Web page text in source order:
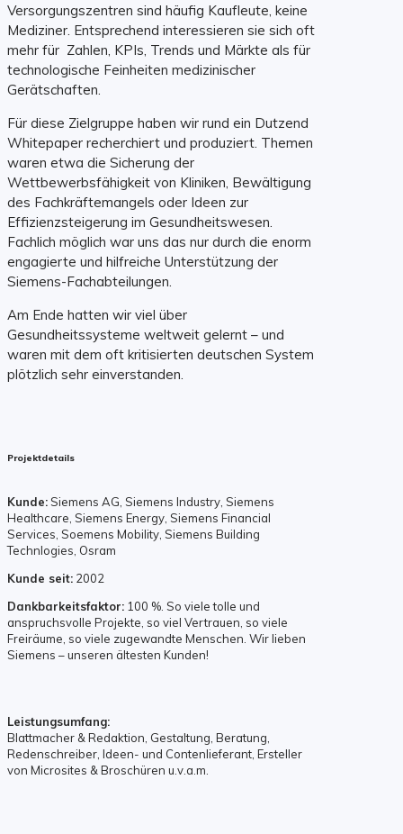
Versorgungszentren sind häufig Kaufleute, keine
Mediziner. Entsprechend interessieren sie sich oft
mehr für Zahlen, KPIs, Trends und Märkte als für
technologische Feinheiten medizinischer
Gerätschaften.
Für diese Zielgruppe haben wir rund ein Dutzend
Whitepaper recherchiert und produziert. Themen
waren etwa die Sicherung der
Wettbewerbsfähigkeit von Kliniken, Bewältigung
des Fachkräftemangels oder Ideen zur
Effizienzsteigerung im Gesundheitswesen.
Fachlich möglich war uns das nur durch die enorm
engagierte und hilfreiche Unterstützung der
Siemens-Fachabteilungen.
Am Ende hatten wir viel über
Gesundheitssysteme weltweit gelernt – und
waren mit dem oft kritisierten deutschen System
plötzlich sehr einverstanden.
Projektdetails
Kunde:Siemens AG, Siemens Industry, Siemens
Healthcare, Siemens Energy, Siemens Financial
Services, Soemens Mobility, Siemens Building
Technlogies, Osram
Kunde seit: 2002
Dankbarkeitsfaktor: 100 %. So viele tolle und
anspruchsvolle Projekte, so viel Vertrauen, so viele
Freiräume, so viele zugewandte Menschen. Wir lieben
Siemens – unseren ältesten Kunden!
Leistungsumfang:
Blattmacher & Redaktion, Gestaltung, Beratung,
Redenschreiber, Ideen- und Contenlieferant, Ersteller
von Microsites & Broschüren u.v.a.m.